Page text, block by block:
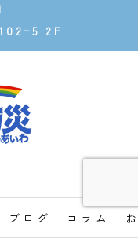
ｰ5 2F
ブログ コラム